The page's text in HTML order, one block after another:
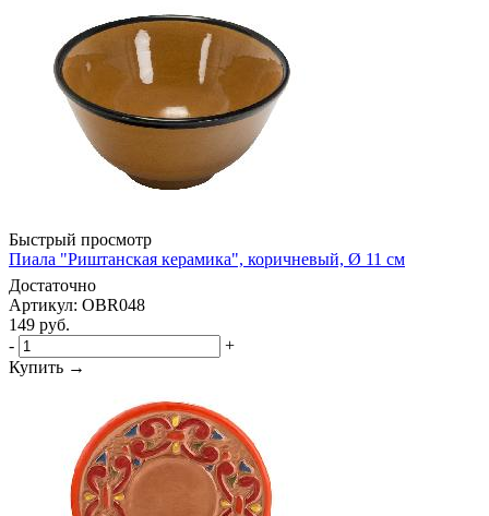
Быстрый просмотр
Пиала "Риштанская керамика", коричневый, Ø 11 см
Достаточно
Артикул: OBR048
149 руб.
-
+
Купить →